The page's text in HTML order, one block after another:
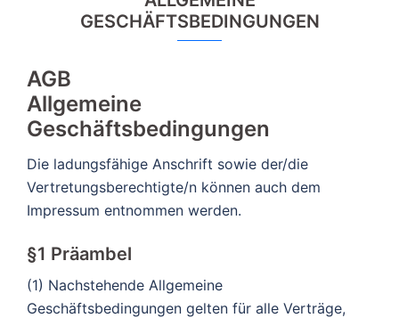
GESCHÄFTSBEDINGUNGEN
AGB
Allgemeine
Geschäftsbedingungen
Die ladungsfähige Anschrift sowie der/die
Vertretungsberechtigte/n können auch dem
Impressum entnommen werden.
§1 Präambel
(1) Nachstehende Allgemeine
Geschäftsbedingungen gelten für alle Verträge,